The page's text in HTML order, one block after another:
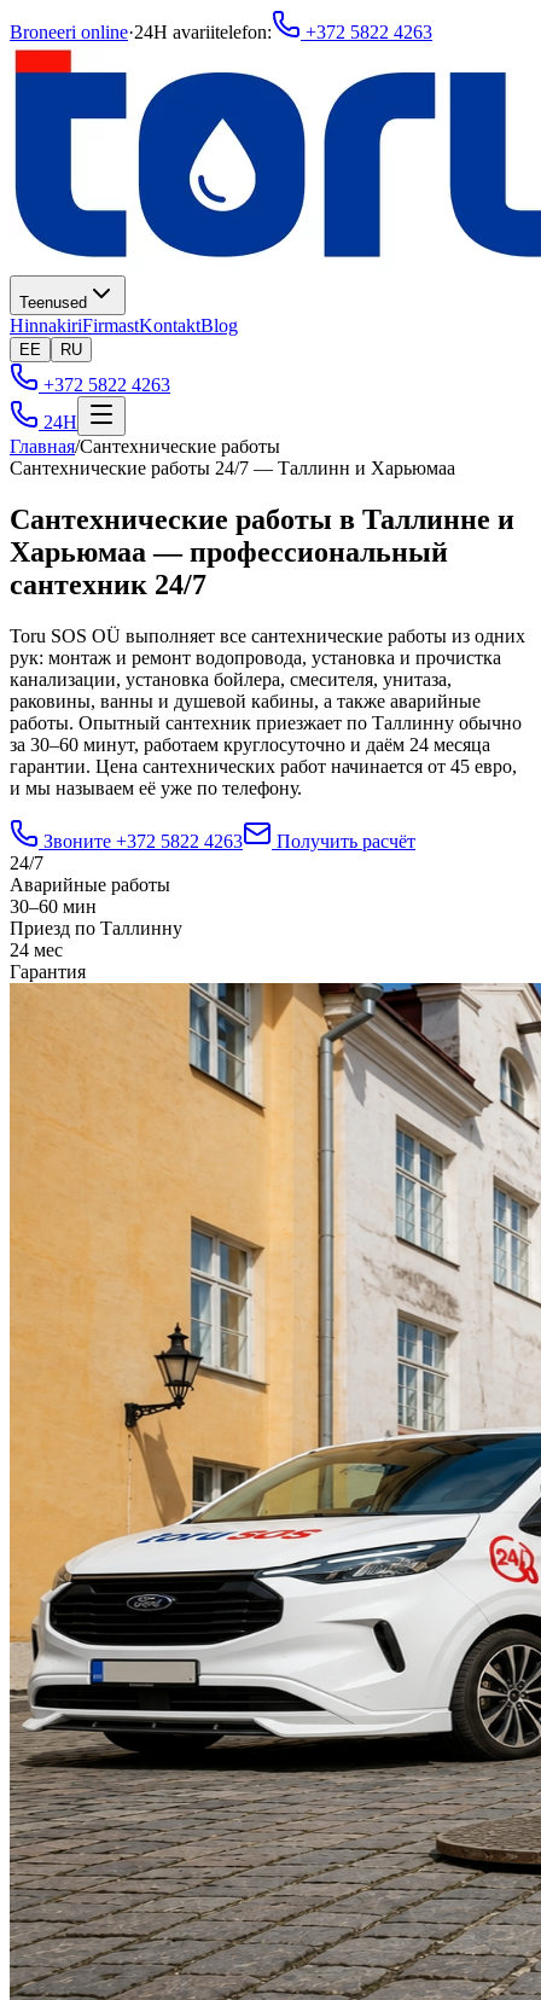
Broneeri online·24H avariitelefon: +372 5822 4263
Teenused
HinnakiriFirmastKontaktBlog
EE RU
+372 5822 4263
24H
Главная/Сантехнические работы
Сантехнические работы 24/7 — Таллинн и Харьюмаа
Сантехнические работы в Таллинне и
Харьюмаа — профессиональный
сантехник 24/7
Toru SOS OÜ выполняет все сантехнические работы из одних
рук: монтаж и ремонт водопровода, установка и прочистка
канализации, установка бойлера, смесителя, унитаза,
раковины, ванны и душевой кабины, а также аварийные
работы. Опытный сантехник приезжает по Таллинну обычно
за 30–60 минут, работаем круглосуточно и даём 24 месяца
гарантии. Цена сантехнических работ начинается от 45 евро,
и мы называем её уже по телефону.
Звоните +372 5822 4263
Получить расчёт
24/7
Аварийные работы
30–60 мин
Приезд по Таллинну
24 мес
Гарантия